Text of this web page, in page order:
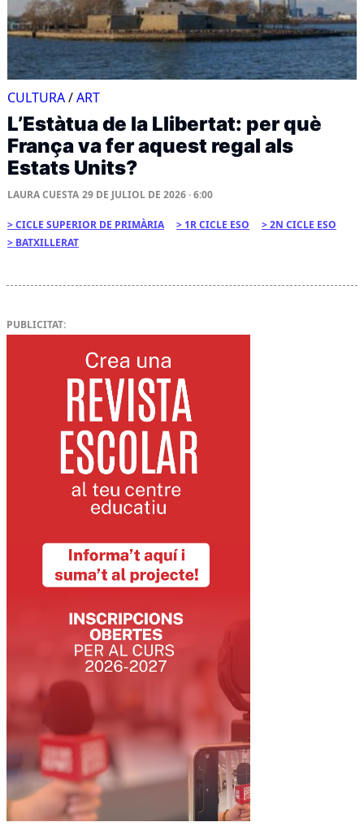
CULTURA/ART
L’Estàtua de la Llibertat: per què
França va fer aquest regal als
Estats Units?
LAURA CUESTA 29 DE JULIOL DE 2026 · 6:00
CICLE SUPERIOR DE PRIMÀRIA 1R CICLE ESO
2N CICLE ESO
BATXILLERAT
PUBLICITAT: